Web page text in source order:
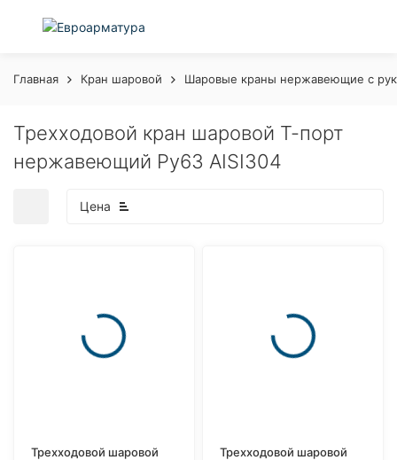
Главная Кран шаровой Шаровые краны нержавеющие с
Трехходовой кран шаровой Т-порт
нержавеющий Ру63 AISI304
Цена
Трехходовой шаровой
Трехходовой шаровой